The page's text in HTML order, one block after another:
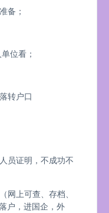
备；
单位看；
转户口
员证明，不成功不
网上可查、存档、
户，进国企，外